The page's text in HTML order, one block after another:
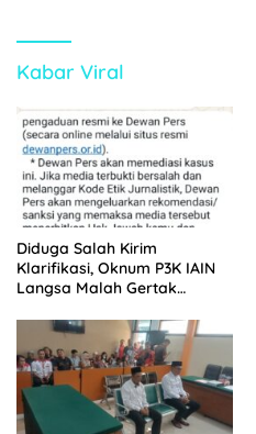
Kabar Viral
Diduga Salah Kirim
Klarifikasi, Oknum P3K IAIN
Langsa Malah Gertak